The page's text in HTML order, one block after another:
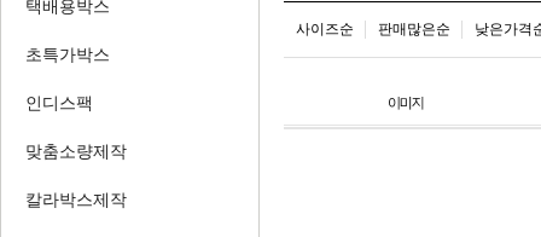
택배용박스
초특가박스
인디스팩
맞춤소량제작
칼라박스제작
사이즈순 판매많은순 낮은가격